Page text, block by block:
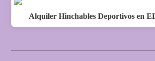
Alquiler Hinchables Deportivos en